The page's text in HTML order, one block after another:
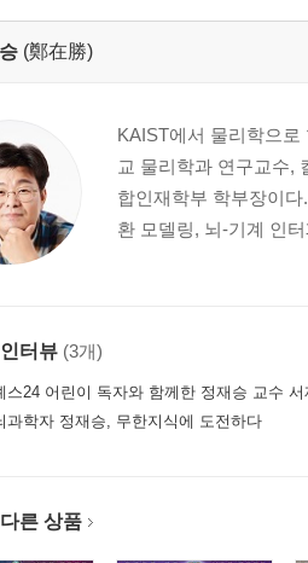
(鄭在勝)
KAIST에서 물리학으
교 물리학과 연구교수,
합인재학부 학부장이
환 모델링, 뇌-기계 인
터뷰 (3개)
스24 어린이 독자와 함께한 정재승 교수
과학자 정재승, 무한지식에 도전하다
른 상품